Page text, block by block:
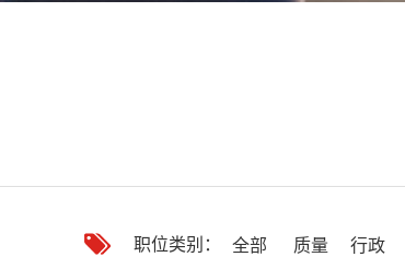
职位类别： 全部 质量 行政